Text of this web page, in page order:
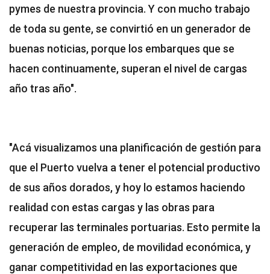
pymes de nuestra provincia. Y con mucho trabajo
de toda su gente, se convirtió en un generador de
buenas noticias, porque los embarques que se
hacen continuamente, superan el nivel de cargas
año tras año".
"Acá visualizamos una planificación de gestión para
que el Puerto vuelva a tener el potencial productivo
de sus años dorados, y hoy lo estamos haciendo
realidad con estas cargas y las obras para
recuperar las terminales portuarias. Esto permite la
generación de empleo, de movilidad económica, y
ganar competitividad en las exportaciones que